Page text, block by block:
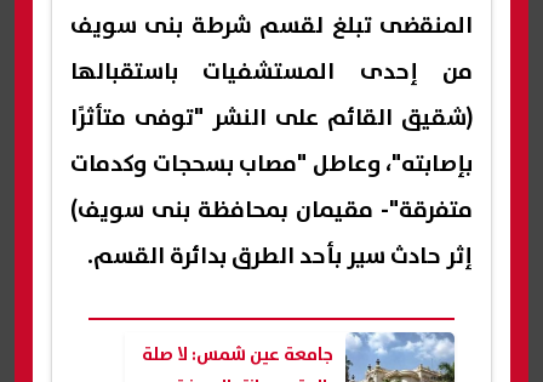
المنقضى تبلغ لقسم شرطة بنى سويف
من إحدى المستشفيات باستقبالها
(شقيق القائم على النشر "توفى متأثرًا
بإصابته"، وعاطل "مصاب بسحجات وكدمات
متفرقة"- مقيمان بمحافظة بنى سويف)
إثر حادث سير بأحد الطرق بدائرة القسم.
جامعة عين شمس: لا صلة